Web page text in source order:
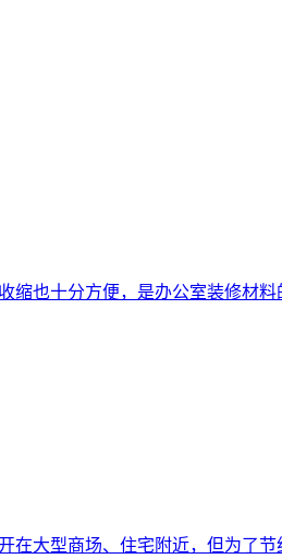
也十分方便，是办公室装修材
大型商场、住宅附近，但为了